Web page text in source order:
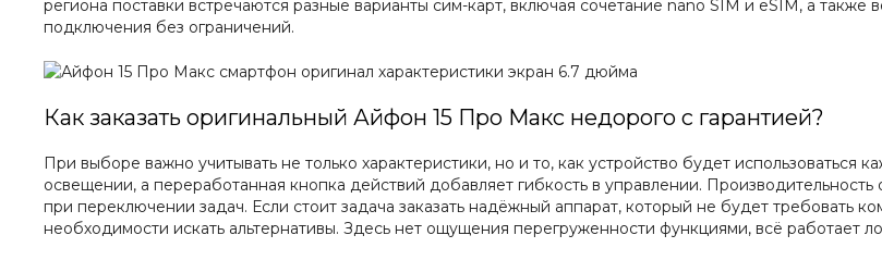
региона поставки встречаются разные варианты сим-карт, включая сочетание nano SIM и eSIM, а
подключения без ограничений.
Как заказать оригинальный Айфон 15 Про Макс недорого с гарантией?
При выборе важно учитывать не только характеристики, но и то, как устройство будет использоваться
освещении, а переработанная кнопка действий добавляет гибкость в управлении.
при переключении задач. Если стоит задача заказать надёжный аппарат, который не будет требовать
необходимости искать альтернативы. Здесь нет ощущения перегруженности функциями, всё работает